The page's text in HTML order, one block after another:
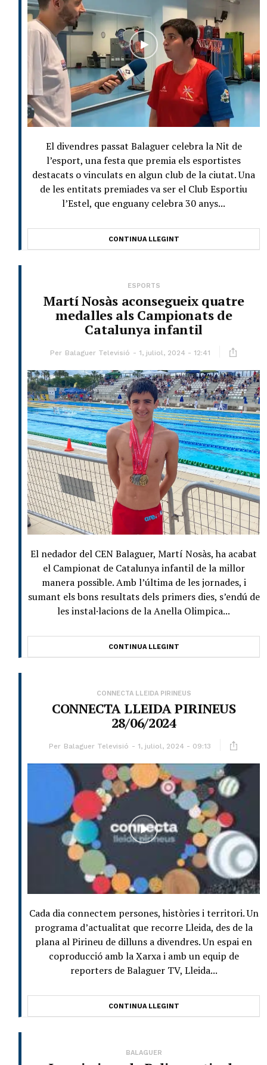
El divendres passat Balaguer celebra la Nit de
l’esport, una festa que premia els esportistes
destacats o vinculats en algun club de la ciutat. Una
de les entitats premiades va ser el Club Esportiu
l’Estel, que enguany celebra 30 anys...
CONTINUA LLEGINT
ESPORTS
Martí Nosàs aconsegueix quatre
medalles als Campionats de
Catalunya infantil
Per Balaguer Televisió 1, juliol, 2024 - 12:41
El nedador del CEN Balaguer, Martí Nosàs, ha acabat
el Campionat de Catalunya infantil de la millor
manera possible. Amb l’última de les jornades, i
sumant els bons resultats dels primers dies, s’endú de
les instal·lacions de la Anella Olimpica...
CONTINUA LLEGINT
CONNECTA LLEIDA PIRINEUS
CONNECTA LLEIDA PIRINEUS
28/06/2024
Per Balaguer Televisió 1, juliol, 2024 - 09:13
Cada dia connectem persones, històries i territori. Un
programa d’actualitat que recorre Lleida, des de la
plana al Pirineu de dilluns a divendres. Un espai en
coproducció amb la Xarxa i amb un equip de
reporters de Balaguer TV, Lleida...
CONTINUA LLEGINT
BALAGUER